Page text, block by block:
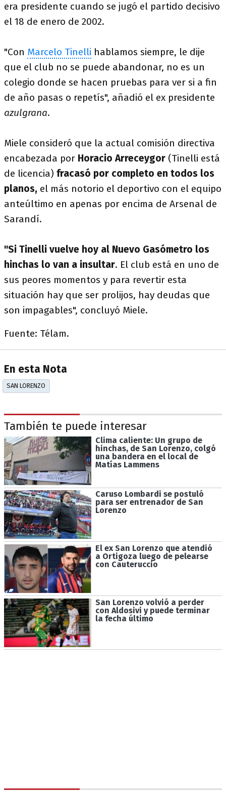
era presidente cuando se jugó el partido decisivo
el 18 de enero de 2002.
"Con Marcelo Tinelli hablamos siempre, le dije
que el club no se puede abandonar, no es un
colegio donde se hacen pruebas para ver si a fin
de año pasas o repetís", añadió el ex presidente
azulgrana.
Miele consideró que la actual comisión directiva
encabezada por Horacio Arreceygor (Tinelli está
de licencia) fracasó por completo en todos los
planos, el más notorio el deportivo con el equipo
anteúltimo en apenas por encima de Arsenal de
Sarandí.
"Si Tinelli vuelve hoy al Nuevo Gasómetro los
hinchas lo van a insultar. El club está en uno de
sus peores momentos y para revertir esta
situación hay que ser prolijos, hay deudas que
son impagables", concluyó Miele.
Fuente: Télam.
En esta Nota
SAN LORENZO
También te puede interesar
Clima caliente: Un grupo de
hinchas, de San Lorenzo, colgó
una bandera en el local de
Matías Lammens
Caruso Lombardi se postuló
para ser entrenador de San
Lorenzo
El ex San Lorenzo que atendió
a Ortigoza luego de pelearse
con Cauteruccio
San Lorenzo volvió a perder
con Aldosivi y puede terminar
la fecha último